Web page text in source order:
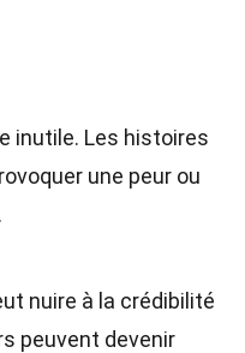
inutile. Les histoires
une peur ou
nuire à la crédibilité
peuvent devenir